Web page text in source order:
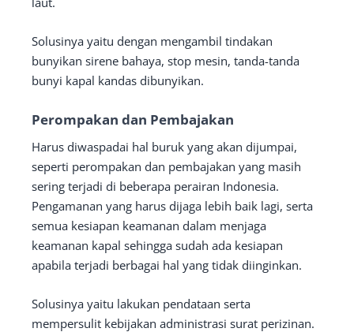
Solusinya yaitu dengan mengambil tindakan
bunyikan sirene bahaya, stop mesin, tanda-tanda
bunyi kapal kandas dibunyikan.
Perompakan dan Pembajakan
Harus diwaspadai hal buruk yang akan dijumpai,
seperti perompakan dan pembajakan yang masih
sering terjadi di beberapa perairan Indonesia.
Pengamanan yang harus dijaga lebih baik lagi, serta
semua kesiapan keamanan dalam menjaga
keamanan kapal sehingga sudah ada kesiapan
apabila terjadi berbagai hal yang tidak diinginkan.
Solusinya yaitu lakukan pendataan serta
mempersulit kebijakan administrasi surat perizinan.